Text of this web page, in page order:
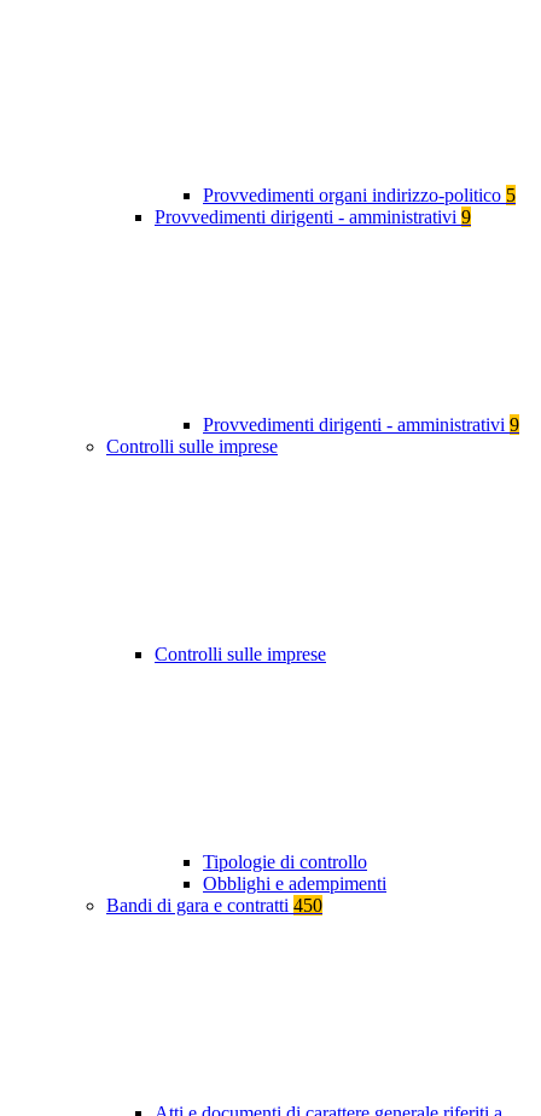
Provvedimenti organi indirizzo-politico 5
Provvedimenti dirigenti - amministrativi 9
Provvedimenti dirigenti - amministrativi 9
Controlli sulle imprese
Controlli sulle imprese
Tipologie di controllo
Obblighi e adempimenti
Bandi di gara e contratti 450